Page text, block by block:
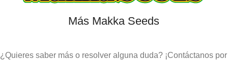
Más Makka Seeds
¿Quieres saber más o resolver alguna duda? ¡Contáctanos por